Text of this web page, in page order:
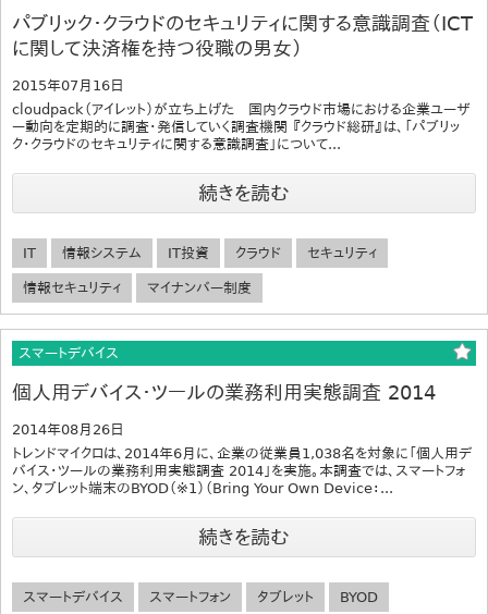
パブリック・クラウドのセキュリティに関する意識調査（ICT
に関して決済権を持つ役職の男女）
2015年07月16日
cloudpack（アイレット）が立ち上げた 国内クラウド市場における企業ユーザ
ー動向を定期的に調査・発信していく調査機関 『クラウド総研』は、「パブリッ
ク・クラウドのセキュリティに関する意識調査」について...
続きを読む
IT 情報システム IT投資 クラウド セキュリティ
情報セキュリティ マイナンバー制度
スマートデバイス
個人用デバイス・ツールの業務利用実態調査 2014
2014年08月26日
トレンドマイクロは、2014年6月に、企業の従業員1,038名を対象に「個人用デ
バイス・ツールの業務利用実態調査 2014」を実施。本調査では、スマートフォ
ン、タブレット端末のBYOD（※1）（Bring Your Own Device：...
続きを読む
スマートデバイス スマートフォン タブレット BYOD